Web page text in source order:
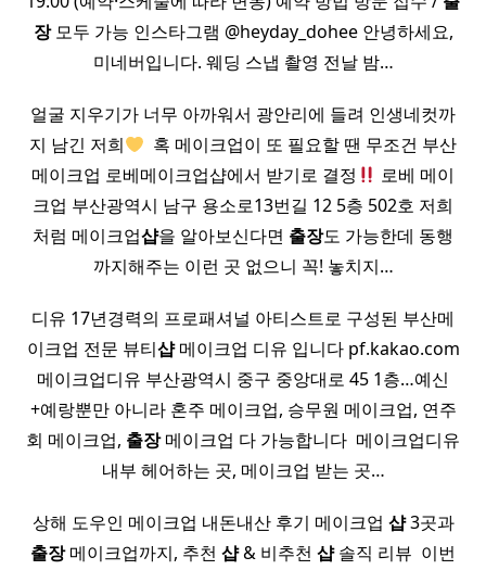
장모두 가능 인스타그램 @heyday_dohee 안녕하세요,
미네버입니다. 웨딩 스냅 촬영 전날 밤…
얼굴 지우기가 너무 아까워서 광안리에 들려 인생네컷까
지 남긴 저희
​ 혹 메이크업이 또 필요할 땐 무조건 부산
메이크업 로베메이크업샵에서 받기로 결정
로베 메이
크업 부산광역시 남구 용소로13번길 12 5층 502호 저희
처럼 메이크업샵을 알아보신다면 출장도 가능한데 동행
까지해주는 이런 곳 없으니 꼭! 놓치지…
디유 17년경력의 프로패셔널 아티스트로 구성된 부산메
이크업 전문 뷰티샵메이크업 디유 입니다 pf.kakao.com
메이크업디유 부산광역시 중구 중앙대로 45 1층…예신
+예랑뿐만 아니라 혼주 메이크업, 승무원 메이크업, 연주
회 메이크업, 출장메이크업 다 가능합니다 ​ 메이크업디유
내부 헤어하는 곳, 메이크업 받는 곳…
상해 도우인 메이크업 내돈내산 후기 메이크업 샵3곳과
출장메이크업까지, 추천 샵& 비추천 샵솔직 리뷰 ​ 이번